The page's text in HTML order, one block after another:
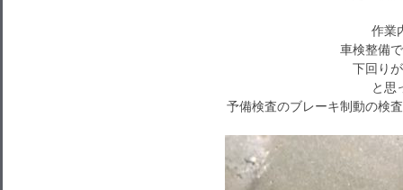
作業
車検整備
下回り
と思
予備検査のブレーキ制動の検